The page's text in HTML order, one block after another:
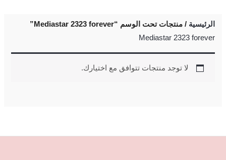
الرئيسية / منتجات تحت الوسم “Mediastar 2323 forever”
Mediastar 2323 forever
لا توجد منتجات تتوافق مع اختيارك.